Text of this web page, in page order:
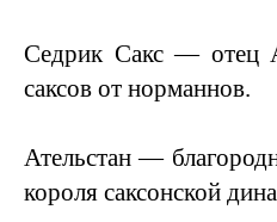
Седрик Сакс — отец
саксов от норманнов.
Ательстан —
короля саксонской